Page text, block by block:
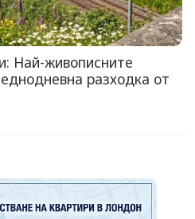
Най-живописните
разходка от